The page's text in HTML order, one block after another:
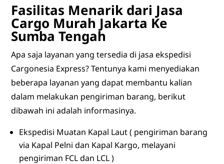
Fasilitas Menarik dari Jasa
Cargo Murah Jakarta Ke
Sumba Tengah
Apa saja layanan yang tersedia di jasa ekspedisi
Cargonesia Express? Tentunya kami menyediakan
beberapa layanan yang dapat membantu kalian
dalam melakukan pengiriman barang, berikut
dibawah ini adalah informasinya.
Ekspedisi Muatan Kapal Laut ( pengiriman barang
via Kapal Pelni dan Kapal Kargo, melayani
pengiriman FCL dan LCL )